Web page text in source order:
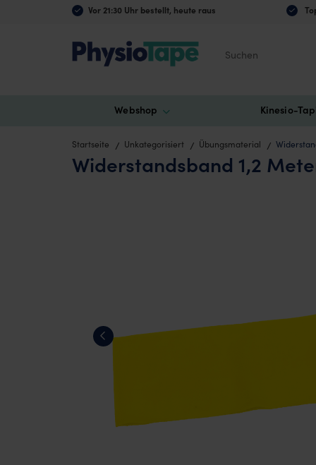
Vor 21:30 Uhr bestellt, heute raus
Webshop Kinesio-
Startseite Unkategorisiert Übungsmaterial
Widerstandsband 1,2